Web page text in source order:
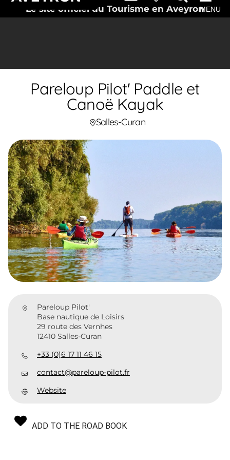
Le site officiel du Tourisme en AveyronMENU
Pareloup Pilot' Paddle et
Canoë Kayak
Salles-Curan
Pareloup Pilot'
Base nautique de Loisirs
29 route des Vernhes
12410 Salles-Curan
+33 (0)6 17 11 46 15
contact@pareloup-pilot.fr
Website
ADD TO THE ROAD BOOK